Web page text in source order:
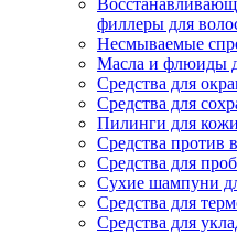
филлеры для
Несмываемые
Масла и флюиды
Средства для
Средства для
Пилинги для
Средства против
Средства для
Сухие шампуни
Средства для
Средства для